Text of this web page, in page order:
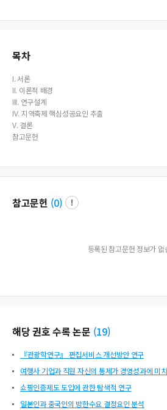
목차
I. 서론
II. 이론적 배경
III. 연구설계
IV. 지역축제 핵심성공요인 추출
V. 결론
참고문헌
참고문헌 (0)
등록된 참고문헌 정보가 없
해당 권호 수록 논문 (19)
『관광학연구』 편집서비스 개선방안 연구
여행사 기업과 직원 자신의 통제가 경영성과에 미
쇼핑인증제도 도입에 관한 탐색적 연구
일본인과 중국인의 방한수요 결정요인 분석